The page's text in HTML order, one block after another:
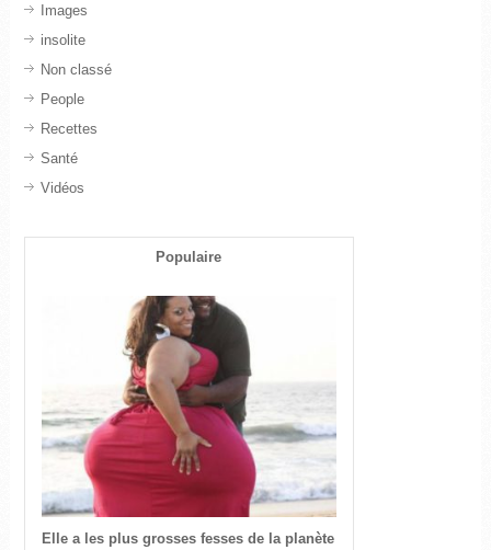
Images
insolite
Non classé
People
Recettes
Santé
Vidéos
Populaire
Elle a les plus grosses fesses de la planète